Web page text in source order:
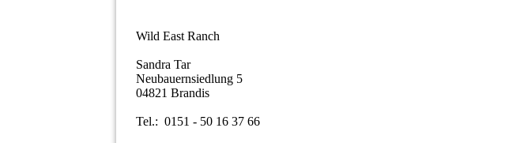
Wild East Ranch
Sandra Tar
Neubauernsiedlung 5
04821 Brandis
Tel.: 0151 - 50 16 37 66